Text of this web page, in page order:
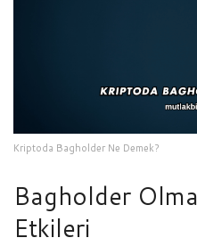
Kriptoda Bagholder Ne Demek?
Bagholder
Etkileri